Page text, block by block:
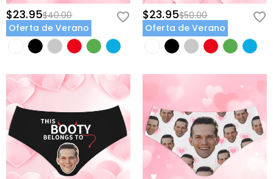
$23.95$40.00
Oferta de Verano
$23.95$50.00
Oferta de Verano